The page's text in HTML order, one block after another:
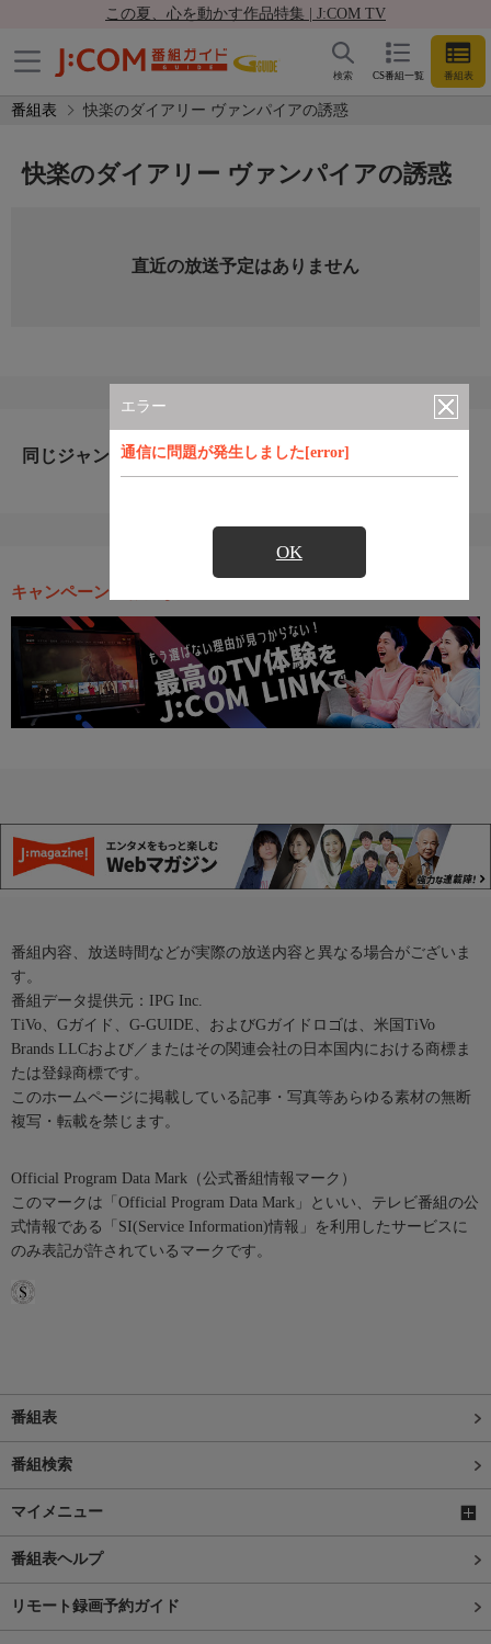
この夏、心を動かす作品特集 | J:COM TV
CS番組一覧 番組表
検索
番組表 快楽のダイアリー ヴァンパイアの誘惑
エラー
通信に問題が発生しました[error]
OK
快楽のダイアリー ヴァンパイアの誘惑
直近の放送予定はありません
同じジャンルのおすすめ番組
キャンペーン・お得な情報
番組内容、放送時間などが実際の放送内容と異なる場合がございま
す。
番組データ提供元：IPG Inc.
TiVo、Gガイド、G-GUIDE、およびGガイドロゴは、米国TiVo
Brands LLCおよび／またはその関連会社の日本国内における商標ま
たは登録商標です。
このホームページに掲載している記事・写真等あらゆる素材の無断
複写・転載を禁じます。
Official Program Data Mark（公式番組情報マーク）
このマークは「Official Program Data Mark」といい、テレビ番組の公
式情報である「SI(Service Information)情報」を利用したサービスに
のみ表記が許されているマークです。
番組表
番組検索
マイメニュー
番組表ヘルプ
リモート録画予約ガイド